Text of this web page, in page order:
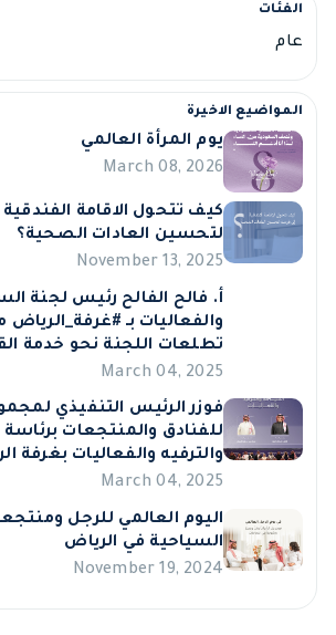
الفئات
عام
المواضيع الاخيرة
يوم المرأة العالمي
March 08, 2026
كيف تتحول الاقامة
لتحسين العادات الصحية؟
November 13, 2025
أ. فالح الفالح رئيس لجنة
والفعاليات بـ
تطلعات اللجنة نحو خدمة
March 04, 2025
فوزر الرئيس التنفيذي
للفنادق والمنتجعات
والترفيه والفعاليات بغرفة
March 04, 2025
اليوم العالمي للرجل
السياحية في الرياض
November 19, 2024